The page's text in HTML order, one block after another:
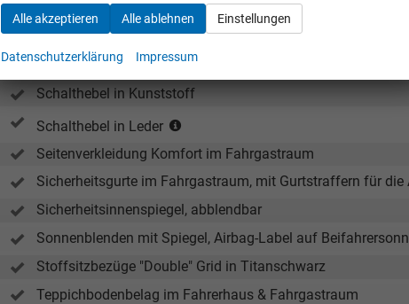
Multifunktionslenkrad in Leder (bei DSG mit Schaltwippen)
Nichtraucherausführung
Ohne Lendenwirbelstütze
Schalthebel in Kunststoff
Schalthebel in Leder
mit
Handschaltung)
Seitenverkleidung Komfort im Fahrgastraum
Sicherheitsgurte im Fahrgastraum, mit Gurtstraffern für die
Sicherheitsinnenspiegel, abblendbar
Sonnenblenden mit Spiegel, Airbag-Label auf
Stoffsitzbezüge "Double" Grid in Titanschwarz
Teppichbodenbelag im Fahrerhaus & Fahrgastraum
Alle akzeptieren Alle ablehnen Einstellungen
Datenschutzerklärung Impressum